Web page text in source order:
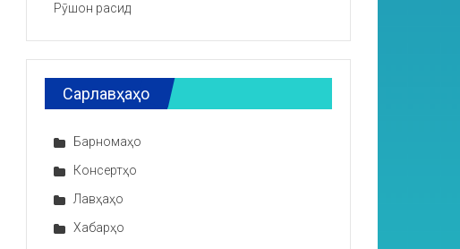
Рӯшон расид
Сарлавҳаҳо
Барномаҳо
Консертҳо
Лавҳаҳо
Хабарҳо